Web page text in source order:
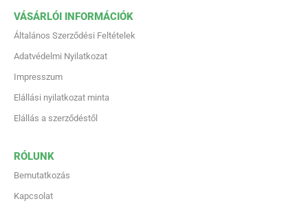
VÁSÁRLÓI INFORMÁCIÓK
Általános Szerződési Feltételek
Adatvédelmi Nyilatkozat
Impresszum
Elállási nyilatkozat minta
Elállás a szerződéstől
RÓLUNK
Bemutatkozás
Kapcsolat